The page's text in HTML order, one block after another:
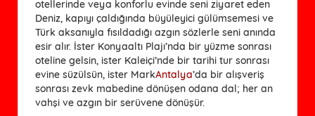
otellerinde veya konforlu evinde seni ziyaret eden
Deniz, kapıyı çaldığında büyüleyici gülümsemesi ve
Türk aksanıyla fısıldadığı azgın sözlerle seni anında
esir alır. İster Konyaaltı Plajı’nda bir yüzme sonrası
oteline gelsin, ister Kaleiçi’nde bir tarihi tur sonrası
evine süzülsün, ister MarkAntalya’da bir alışveriş
sonrası zevk mabedine dönüşen odana dal; her an
vahşi ve azgın bir serüvene dönüşür.